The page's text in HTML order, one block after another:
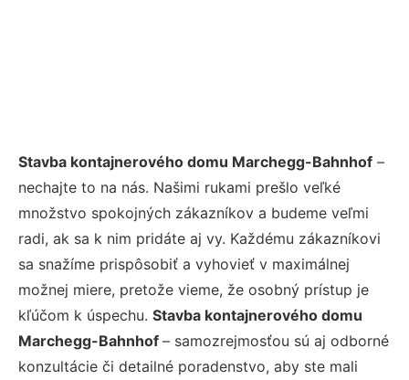
Stavba kontajnerového domu Marchegg-Bahnhof –
nechajte to na nás. Našimi rukami prešlo veľké
množstvo spokojných zákazníkov a budeme veľmi
radi, ak sa k nim pridáte aj vy. Každému zákazníkovi
sa snažíme prispôsobiť a vyhovieť v maximálnej
možnej miere, pretože vieme, že osobný prístup je
kľúčom k úspechu. Stavba kontajnerového domu
Marchegg-Bahnhof – samozrejmosťou sú aj odborné
konzultácie či detailné poradenstvo, aby ste mali